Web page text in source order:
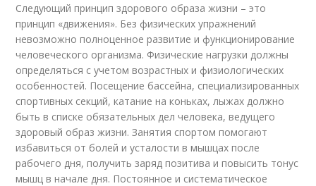
Следующий принцип здорового образа жизни – это
принцип «движения». Без физических упражнений
невозможно полноценное развитие и функционирование
человеческого организма. Физические нагрузки должны
определяться с учетом возрастных и физиологических
особенностей. Посещение бассейна, специализированных
спортивных секций, катание на коньках, лыжах должно
быть в списке обязательных дел человека, ведущего
здоровый образ жизни. Занятия спортом помогают
избавиться от болей и усталости в мышцах после
рабочего дня, получить заряд позитива и повысить тонус
мышц в начале дня. Постоянное и систематическое